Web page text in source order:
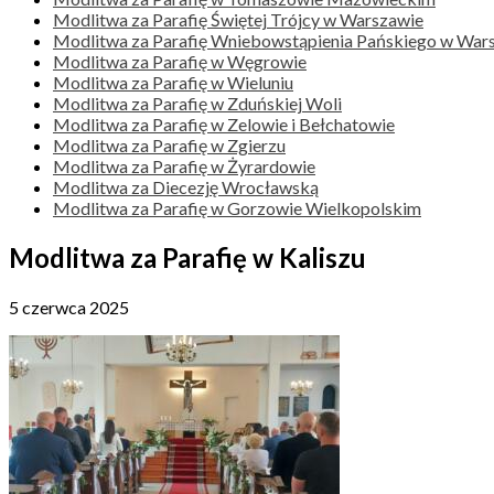
Modlitwa za Parafię Świętej Trójcy w Warszawie
Modlitwa za Parafię Wniebowstąpienia Pańskiego w
Modlitwa za Parafię w Węgrowie
Modlitwa za Parafię w Wieluniu
Modlitwa za Parafię w Zduńskiej Woli
Modlitwa za Parafię w Zelowie i Bełchatowie
Modlitwa za Parafię w Zgierzu
Modlitwa za Parafię w Żyrardowie
Modlitwa za Diecezję Wrocławską
Modlitwa za Parafię w Gorzowie Wielkopolskim
Modlitwa za Parafię w Kaliszu
5 czerwca 2025